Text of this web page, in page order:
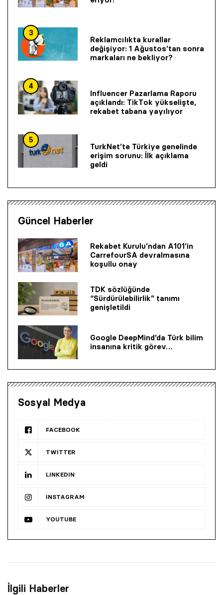
3
Reklamcılıkta kurallar
değişiyor: 1 Ağustos’tan sonra
markaları ne bekliyor?
4
Influencer Pazarlama Raporu
açıklandı: TikTok yükselişte,
rekabet tabana yayılıyor
5
TurkNet’te Türkiye genelinde
erişim sorunu: İlk açıklama
geldi
Güncel Haberler
Rekabet Kurulu’ndan A101’in
CarrefourSA devralmasına
koşullu onay
TDK sözlüğünde
“Sürdürülebilirlik” tanımı
genişletildi
Google DeepMind’da Türk bilim
insanına kritik görev…
Sosyal Medya
FACEBOOK
TWITTER
LINKEDIN
INSTAGRAM
YOUTUBE
İlgili Haberler